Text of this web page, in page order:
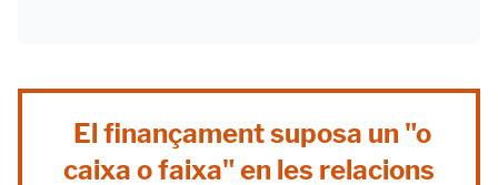
El finançament suposa un "o
caixa o faixa" en les relacions